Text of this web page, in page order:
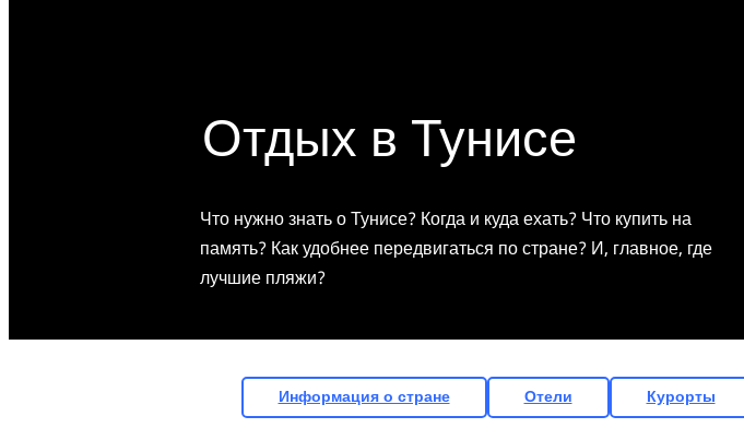
Отдых в Тунисе
Что нужно знать о Тунисе? Когда и куда ехать? Что купить на
память? Как удобнее передвигаться по стране? И, главное, где
лучшие пляжи?
Информация о стране Отели Курорты